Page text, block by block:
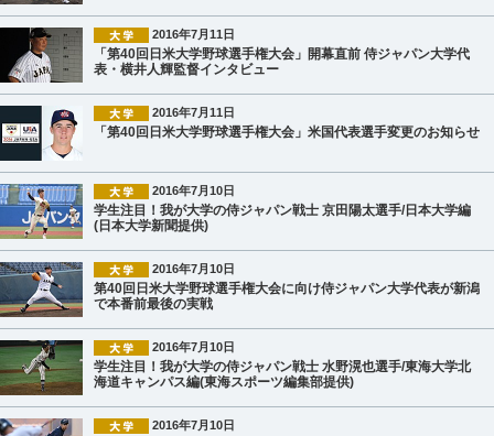
2016年7月11日
「第40回日米大学野球選手権大会」開幕直前 侍ジャパン大学代
表・横井人輝監督インタビュー
2016年7月11日
「第40回日米大学野球選手権大会」米国代表選手変更のお知らせ
2016年7月10日
学生注目！我が大学の侍ジャパン戦士 京田陽太選手/日本大学編
(日本大学新聞提供)
2016年7月10日
第40回日米大学野球選手権大会に向け侍ジャパン大学代表が新潟
で本番前最後の実戦
2016年7月10日
学生注目！我が大学の侍ジャパン戦士 水野滉也選手/東海大学北
海道キャンパス編(東海スポーツ編集部提供)
2016年7月10日